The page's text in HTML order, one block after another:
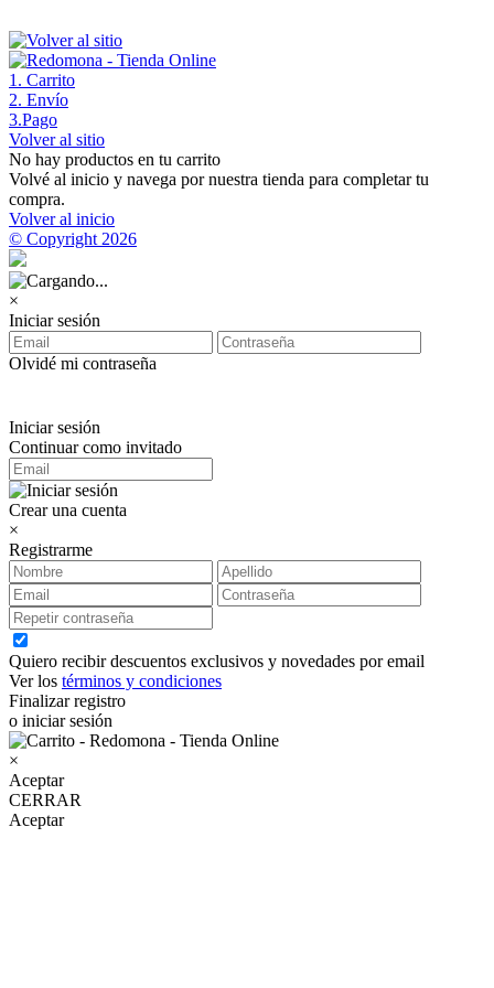
1 . Carrito
2. Envío
3.Pago
Volver al sitio
No hay productos en tu carrito
Volvé al inicio y navega por nuestra tienda para completar tu
compra.
Volver al inicio
© Copyright 2026
×
Iniciar sesión
Olvidé mi contraseña
Iniciar sesión
Continuar como invitado
Crear una cuenta
×
Registrarme
Quiero recibir descuentos exclusivos y novedades por email
Ver los términos y condiciones
Finalizar registro
o iniciar sesión
×
Aceptar
CERRAR
Aceptar